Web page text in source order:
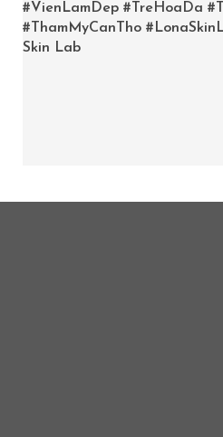
#VienLamDep #TreHoaDa
#ThamMyCanTho
Skin Lab